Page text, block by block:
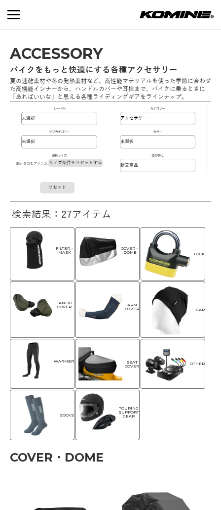
ACCESSORY
バイクをもっと快適にする各種アクセサリー
夏の速乾素材や冬の発熱素材など、高性能マテリアルを使った季節に合わせ
た高機能インナーから、ハンドルカバーや耳栓まで、バイクに乗るときに
「あればいいな」と思える各種ライディングギアをラインナップ。
レーベル カテゴリー
サブカテゴリー カラー
選択サイズ
Slimを含むアイテム サイズ条件をリセットする
並び替え
リセット
検索結果：27アイテム
FILTER・
MASK
COVER・
DOME
LOCK
HANDLE
COVER
ARM
COVER
CAP
WARMER
SEAT
COVER
OTHER
SOCKS
TOURING
SUPPORT
GEAR
COVER・DOME